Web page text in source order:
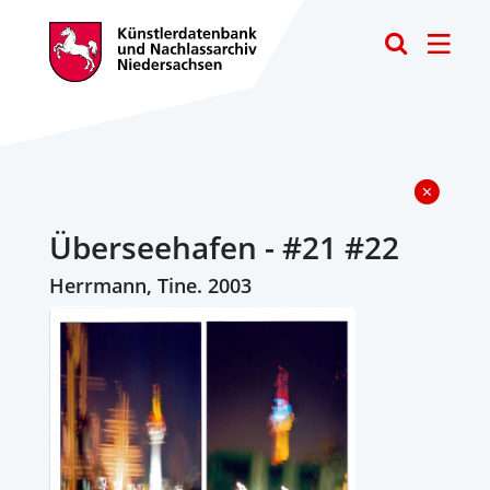
Überseehafen - #21 #22
Herrmann, Tine. 2003